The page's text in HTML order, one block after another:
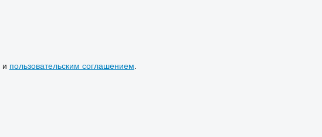
и пользовательским соглашением